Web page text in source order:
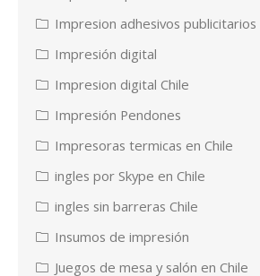
Impresion adhesivos publicitarios
Impresión digital
Impresion digital Chile
Impresión Pendones
Impresoras termicas en Chile
ingles por Skype en Chile
ingles sin barreras Chile
Insumos de impresión
Juegos de mesa y salón en Chile